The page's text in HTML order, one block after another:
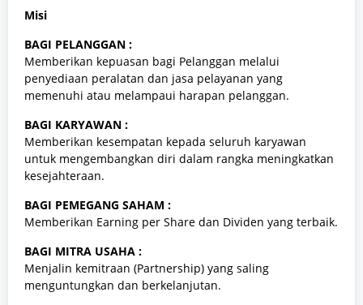
Misi
BAGI PELANGGAN :
Memberikan kepuasan bagi Pelanggan melalui
penyediaan peralatan dan jasa pelayanan yang
memenuhi atau melampaui harapan pelanggan.
BAGI KARYAWAN :
Memberikan kesempatan kepada seluruh karyawan
untuk mengembangkan diri dalam rangka meningkatkan
kesejahteraan.
BAGI PEMEGANG SAHAM :
Memberikan Earning per Share dan Dividen yang terbaik.
BAGI MITRA USAHA :
Menjalin kemitraan (Partnership) yang saling
menguntungkan dan berkelanjutan.